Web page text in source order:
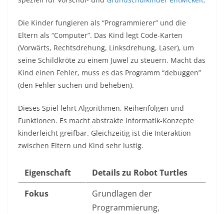
Die Kinder fungieren als “Programmierer” und die
Eltern als “Computer”. Das Kind legt Code-Karten
(Vorwärts, Rechtsdrehung, Linksdrehung, Laser), um
seine Schildkröte zu einem Juwel zu steuern. Macht das
Kind einen Fehler, muss es das Programm “debuggen”
(den Fehler suchen und beheben).
Dieses Spiel lehrt Algorithmen, Reihenfolgen und
Funktionen. Es macht abstrakte Informatik-Konzepte
kinderleicht greifbar. Gleichzeitig ist die Interaktion
zwischen Eltern und Kind sehr lustig.
Eigenschaft
Details zu Robot Turtles
Fokus
Grundlagen der
Programmierung,